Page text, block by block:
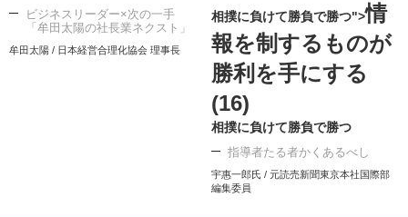
ビジネスリーダー×次の一手
「牟田太陽の社長業ネクスト」
牟田太陽 / 日本経営合理化協会 理事長
相撲に負けて勝負で勝つ">情
報を制するものが
勝利を手にする
(16)
相撲に負けて勝負で勝つ
指導者たる者かくあるべし
宇惠一郎氏 / 元読売新聞東京本社国際部
編集委員